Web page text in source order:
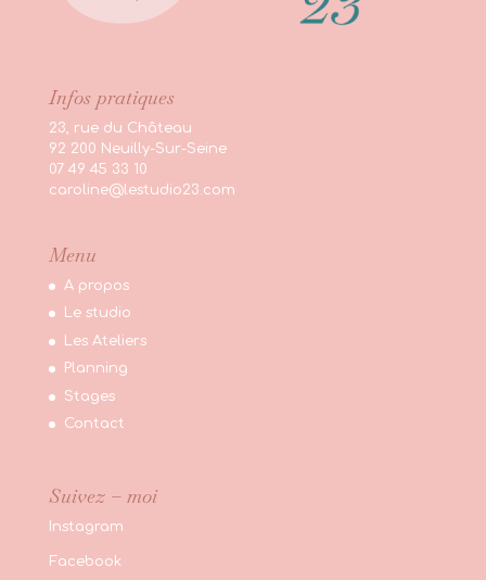
Infos pratiques
23, rue du Château
92 200 Neuilly-Sur-Seine
07 49 45 33 10
caroline@lestudio23.com
Menu
A propos
Le studio
Les Ateliers
Planning
Stages
Contact
Suivez – moi
Instagram
Facebook